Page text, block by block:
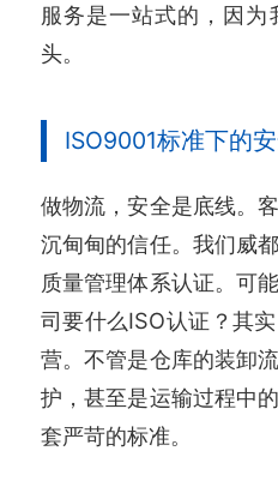
服务是一站式的，因
头。
ISO9001标准下的
做物流，安全是底线。
沉甸甸的信任。我们威
质量管理体系认证。可
司要什么ISO认证？其
营。不管是仓库的装卸
护，甚至是运输过程中
套严苛的标准。